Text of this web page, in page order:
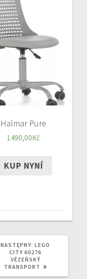
Halmar Pure
1490,00Kč
KUP NYNÍ
NASTĘPNY: NASTĘPNY
WPIS:
LEGO
CITY 60276
VĚZEŇSKÝ
TRANSPORT